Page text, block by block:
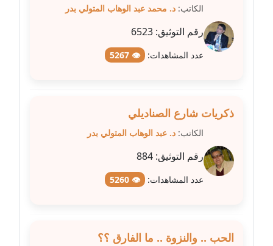
مدونة سلوى محمود
عاملة
مدونة سمر ابراهيم
مدونة سمير حماد
عاملة
الكاتب: د. محمد عبد الوهاب المتولي بدر
رقم التوثيق: 6523
عدد المشاهدات: 👁 5267
ذكريات شارع الصناديلي
الكاتب: د. عبد الوهاب المتولي بدر
رقم التوثيق: 884
عدد المشاهدات: 👁 5260
الحب .. والنزوة .. ما الفارق ؟؟